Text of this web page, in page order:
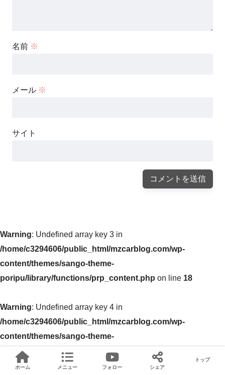
名前 ※
メール ※
サイト
Warning: Undefined array key 3 in
/home/c3294606/public_html/mzcarblog.com/wp-
content/themes/sango-theme-
poripu/library/functions/prp_content.php on line 18
Warning: Undefined array key 4 in
/home/c3294606/public_html/mzcarblog.com/wp-
content/themes/sango-theme-
poripu/library/functions/prp_content.php
on line
ホーム メニュー フォロー シェア
トップ